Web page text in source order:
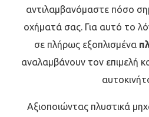
αντιλαμβανόμαστε πόσο
οχήματά σας. Για αυτό το
σε πλήρως εξοπλισμένα
αναλαμβάνουν τον επιμελή
Αξιοποιώντας πλυστικά